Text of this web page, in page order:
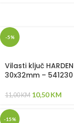
-5%
Vilasti ključ HARDEN
30x32mm – 541230
11,00KM 10,50KM
-15%